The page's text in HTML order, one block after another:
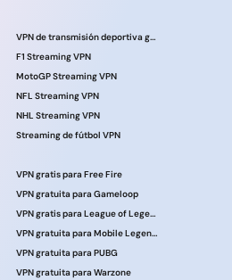
VPN de transmisión deportiva gratuita
F1 Streaming VPN
MotoGP Streaming VPN
NFL Streaming VPN
NHL Streaming VPN
Streaming de fútbol VPN
VPN gratis para Free Fire
VPN gratuita para Gameloop
VPN gratis para League of Legends
VPN gratuita para Mobile Legends
VPN gratuita para PUBG
VPN gratuita para Warzone